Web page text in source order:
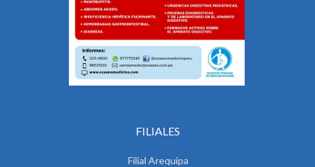
FILIALES
Filial Arequipa